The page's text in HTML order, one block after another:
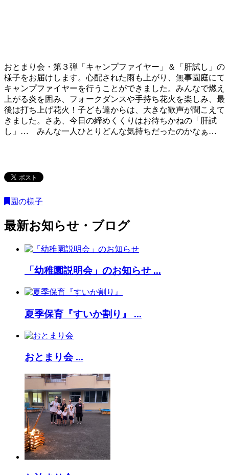
おとまり会・第３弾「キャンプファイヤー」＆「肝試し」の
様子をお届けします。心配された雨も上がり、無事園庭にて
キャンプファイヤーを行うことができました。みんなで燃え
上がる炎を囲み、フォークダンスや手持ち花火を楽しみ、最
後は打ち上げ花火！子ども達からは、大きな歓声が聞こえて
きました。さあ、今日の締めくくりはお待ちかねの「肝試
し」… みんな一人ひとりどんな気持ちだったのかなぁ…
園の様子
最新お知らせ・ブログ
「幼稚園説明会」のお知らせ ...
夏季保育『すいか割り』 ...
おとまり会 ...